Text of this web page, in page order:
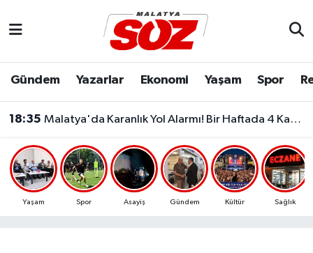
Gündem Yazarlar Ekonomi Yaşam Spor
18:35 Malatya'da Karanlık Yol Alarmı! Bir Haftada 4 Kaza Yaşandı..
Yaşam Spor Asayiş Gündem Kültür Sağlık
Dünya
Eğitim
Ekonomi
Malatya Nöbetçi Eczaneler
Malatya Namaz Vakitleri
Malatya Trafik Yoğunluk Haritası
Süper Lig Puan Durumu ve Fikstür